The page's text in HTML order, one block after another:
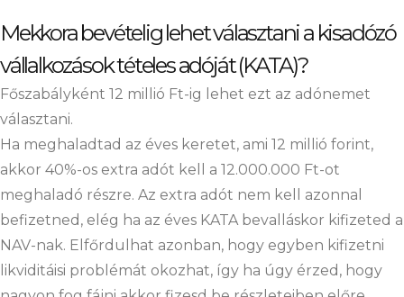
Mekkora bevételig lehet választani a kisadózó
vállalkozások tételes adóját (KATA)?
Főszabályként 12 millió Ft-ig lehet ezt az adónemet
választani.
Ha meghaladtad az éves keretet, ami 12 millió forint,
akkor 40%-os extra adót kell a 12.000.000 Ft-ot
meghaladó részre. Az extra adót nem kell azonnal
befizetned, elég ha az éves KATA bevalláskor kifizeted a
NAV-nak. Elfőrdulhat azonban, hogy egyben kifizetni
likviditáisi problémát okozhat, így ha úgy érzed, hogy